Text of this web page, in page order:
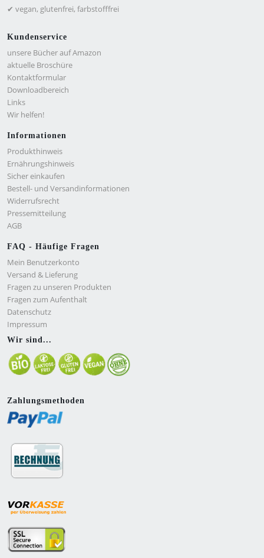
✔ vegan, glutenfrei, farbstofffrei
Kundenservice
unsere Bücher auf Amazon
aktuelle Broschüre
Kontaktformular
Downloadbereich
Links
Wir helfen!
Informationen
Produkthinweis
Ernährungshinweis
Sicher einkaufen
Bestell- und Versandinformationen
Widerrufsrecht
Pressemitteilung
AGB
FAQ - Häufige Fragen
Mein Benutzerkonto
Versand & Lieferung
Fragen zu unseren Produkten
Fragen zum Aufenthalt
Datenschutz
Impressum
Wir sind...
Zahlungsmethoden